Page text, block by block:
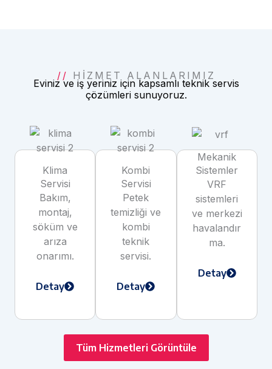
// HIZMET ALANLARIMIZ
Eviniz ve iş yeriniz için kapsamlı teknik servis
çözümleri sunuyoruz.
Klima
Servisi
Bakım,
montaj,
söküm ve
arıza
onarımı.
Detay
Kombi
Servisi
Petek
temizliği ve
kombi
teknik
servisi.
Detay
Mekanik
Sistemler
VRF
sistemleri
ve merkezi
havalandır
ma.
Detay
Tüm Hizmetleri Görüntüle